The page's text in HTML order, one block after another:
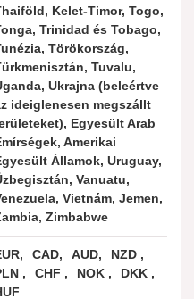
Kelet-Timor, Togo,
Trinidad és Tobago,
Törökország,
Tuvalu,
Ukrajna (beleértve
ideiglenesen megszállt
Egyesült Arab
Amerikai
Államok, Uruguay,
Vanuatu,
Vietnám, Jemen,
Zimbabwe
CAD AUD
NZD
CHF NOK
DKK